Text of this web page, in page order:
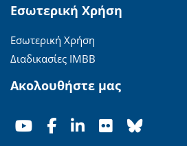
Εσωτερική Χρήση
Εσωτερική Χρήση
Διαδικασίες ΙΜΒΒ
Ακολουθήστε μας